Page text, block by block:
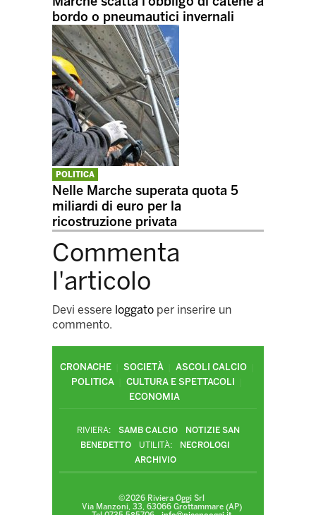
bordo o pneumautici invernali
POLITICA
Nelle Marche superata quota 5
miliardi di euro per la
ricostruzione privata
Commenta
l'articolo
Devi essere loggato per inserire un
commento.
CRONACHE SOCIETÀ
ASCOLI CALCIO
POLITICA
CULTURA E SPETTACOLI
ECONOMIA
RIVIERA: SAMB CALCIO
NOTIZIE SAN
BENEDETTO
UTILITÀ:
NECROLOGI
ARCHIVIO
©2026 Riviera Oggi Srl
Via Manzoni, 33, 63066 Grottammare (AP)